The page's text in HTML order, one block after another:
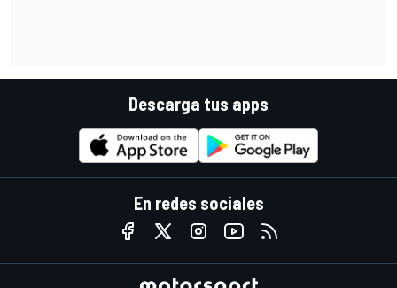
Descarga tus apps
En redes sociales